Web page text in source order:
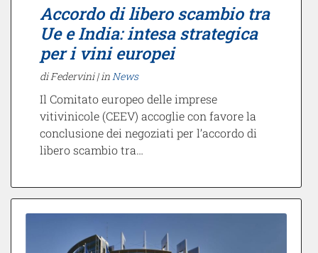
Accordo di libero scambio tra
Ue e India: intesa strategica
per i vini europei
di Federvini |inNews
Il Comitato europeo delle imprese
vitivinicole (CEEV) accoglie con favore la
conclusione dei negoziati per l’accordo di
libero scambio tra…